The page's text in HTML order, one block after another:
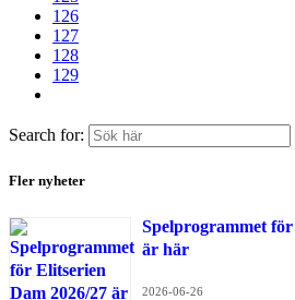
126
127
128
129
Search for:
Fler nyheter
Spelprogrammet
är här
2026-06-26